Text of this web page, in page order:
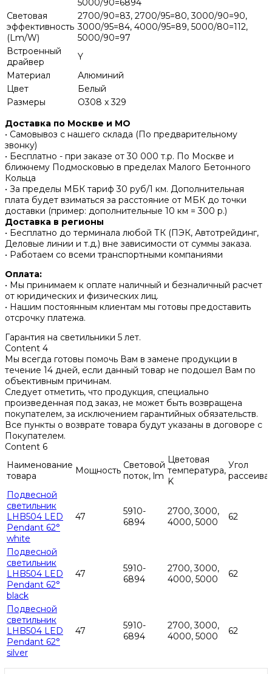
5000/90=6894
Световая
эффективность
(Lm/W)
2700/90=83, 2700/95=80, 3000/90=90,
3000/95=84, 4000/95=89, 5000/80=112,
5000/90=97
Встроенный
драйвер
Y
Материал
Алюминий
Цвет
Белый
Размеры
O308 x 329
Доставка по Москве и МО
• Самовывоз с нашего склада (По предварительному
звонку)
• Бесплатно - при заказе от 30 000 т.р. По Москве и
ближнему Подмосковью в пределах Малого Бетонного
Кольца
• За пределы МБК тариф 30 руб/1 км. Дополнительная
плата будет взиматься за расстояние от МБК до точки
доставки (пример: дополнительные 10 км = 300 р.)
Доставка в регионы
• Бесплатно до терминала любой ТК (ПЭК, Автотрейдинг,
Деловые линии и т.д.) вне зависимости от суммы заказа.
• Работаем со всеми транспортными компаниями
Оплата:
• Мы принимаем к оплате наличный и безналичный расчет
от юридических и физических лиц.
• Нашим постоянным клиентам мы готовы предоставить
отсрочку платежа.
Гарантия на светильники 5 лет.
Content 4
Мы всегда готовы помочь Вам в замене продукции в
течение 14 дней, если данный товар не подошел Вам по
объективным причинам.
Следует отметить, что продукция, специально
произведенная под заказ, не может быть возвращена
покупателем, за исключением гарантийных обязательств.
Все пункты о возврате товара будут указаны в договоре с
Покупателем.
Content 6
Наименование
товара
Мощность Световой
поток, lm
Цветовая
температура,
K
Угол
Подвесной
светильник
LHB504 LED
Pendant 62°
white
47
5910-
6894
2700, 3000,
4000, 5000
62
Подвесной
светильник
LHB504 LED
Pendant 62°
black
47
5910-
6894
2700, 3000,
4000, 5000
62
Подвесной
светильник
LHB504 LED
Pendant 62°
silver
47
5910-
6894
2700, 3000,
4000, 5000
62